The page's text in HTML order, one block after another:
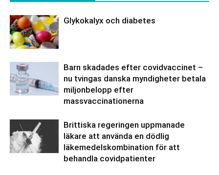
Glykokalyx och diabetes
Barn skadades efter covidvaccinet –
nu tvingas danska myndigheter betala
miljonbelopp efter
massvaccinationerna
Brittiska regeringen uppmanade
läkare att använda en dödlig
läkemedelskombination för att
behandla covidpatienter